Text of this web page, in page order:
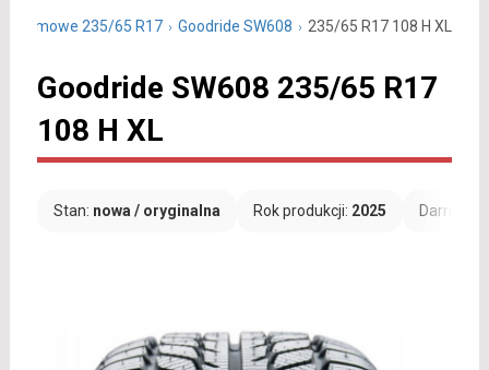
zimowe 235/65 R17 Goodride SW608 235/65 R17 108 H XL
Goodride SW608 235/65 R17
108 H XL
Stan: nowa / oryginalna Rok produkcji: 2025